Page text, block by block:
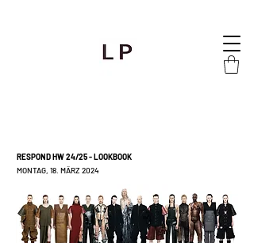
RESPOND HW 24/25 - LOOKBOOK
MONTAG, 18. MÄRZ 2024